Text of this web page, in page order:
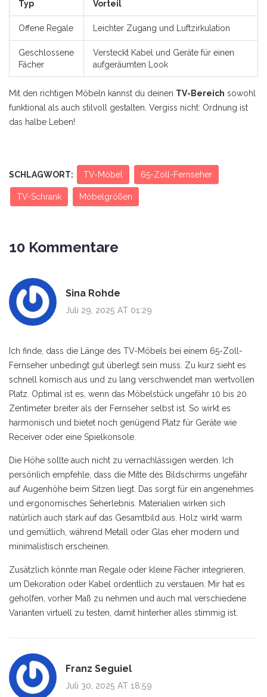
Typ Vorteil
Offene Regale Leichter Zugang und Luftzirkulation
Geschlossene
Fächer
Versteckt Kabel und Geräte für einen
aufgeräumten Look
Mit den richtigen Möbeln kannst du deinen TV-Bereich sowohl
funktional als auch stilvoll gestalten. Vergiss nicht: Ordnung ist
das halbe Leben!
SCHLAGWORT: TV-Möbel 65-Zoll-Fernseher
TV-Schrank Möbelgrößen
10 Kommentare
Sina Rohde
Juli 29, 2025 AT 01:29
Ich finde, dass die Länge des TV-Möbels bei einem 65-Zoll-
Fernseher unbedingt gut überlegt sein muss. Zu kurz sieht es
schnell komisch aus und zu lang verschwendet man wertvollen
Platz. Optimal ist es, wenn das Möbelstück ungefähr 10 bis 20
Zentimeter breiter als der Fernseher selbst ist. So wirkt es
harmonisch und bietet noch genügend Platz für Geräte wie
Receiver oder eine Spielkonsole.
Die Höhe sollte auch nicht zu vernachlässigen werden. Ich
persönlich empfehle, dass die Mitte des Bildschirms ungefähr
auf Augenhöhe beim Sitzen liegt. Das sorgt für ein angenehmes
und ergonomisches Seherlebnis. Materialien wirken sich
natürlich auch stark auf das Gesamtbild aus. Holz wirkt warm
und gemütlich, während Metall oder Glas eher modern und
minimalistisch erscheinen.
Zusätzlich könnte man Regale oder kleine Fächer integrieren,
um Dekoration oder Kabel ordentlich zu verstauen. Mir hat es
geholfen, vorher Maß zu nehmen und auch mal verschiedene
Varianten virtuell zu testen, damit hinterher alles stimmig ist.
Franz Seguiel
Juli 30, 2025 AT 18:59